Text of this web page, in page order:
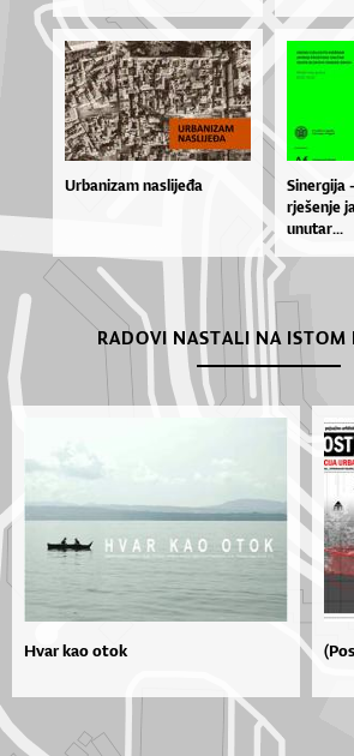
Urbanizam naslijeđa
Si­ner­gi­ja
rje­še­nje
unu­tar...
RADOVI NASTALI NA ISTOM
Hvar kao otok